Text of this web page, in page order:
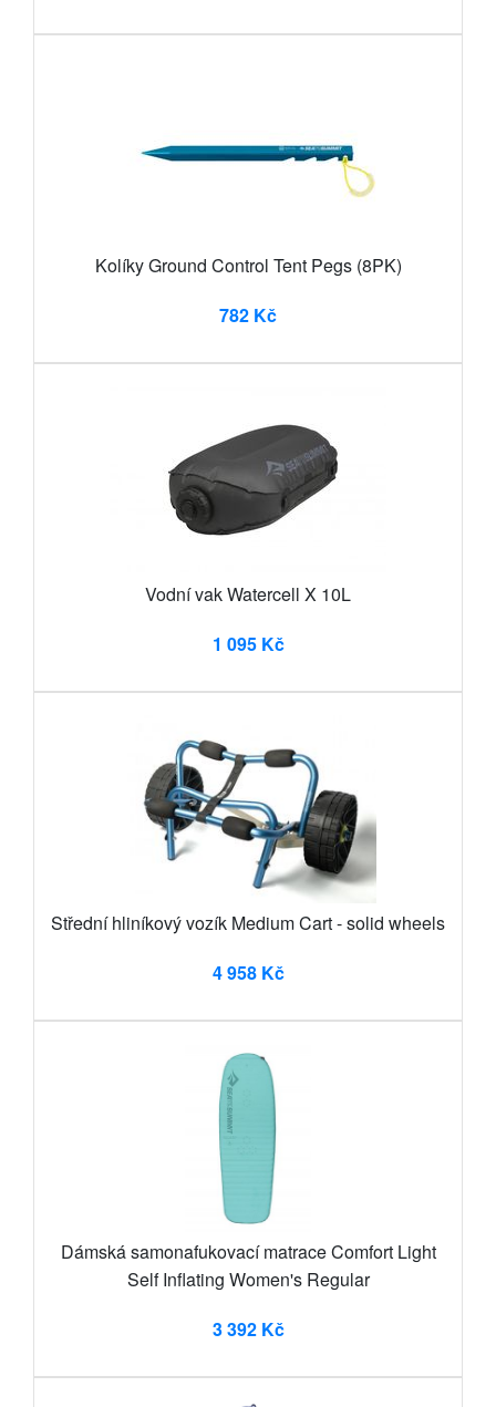
Kolíky Ground Control Tent Pegs (8PK)
782 Kč
Vodní vak Watercell X 10L
1 095 Kč
Střední hliníkový vozík Medium Cart - solid wheels
4 958 Kč
Dámská samonafukovací matrace Comfort Light
Self Inflating Women's Regular
3 392 Kč